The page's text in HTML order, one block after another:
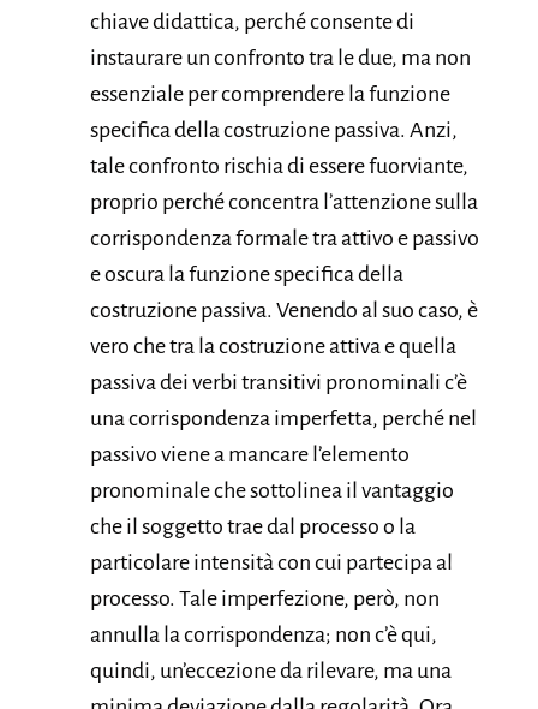
chiave didattica, perché consente di
instaurare un confronto tra le due, ma non
essenziale per comprendere la funzione
specifica della costruzione passiva. Anzi,
tale confronto rischia di essere fuorviante,
proprio perché concentra l’attenzione sulla
corrispondenza formale tra attivo e passivo
e oscura la funzione specifica della
costruzione passiva. Venendo al suo caso, è
vero che tra la costruzione attiva e quella
passiva dei verbi transitivi pronominali c’è
una corrispondenza imperfetta, perché nel
passivo viene a mancare l’elemento
pronominale che sottolinea il vantaggio
che il soggetto trae dal processo o la
particolare intensità con cui partecipa al
processo. Tale imperfezione, però, non
annulla la corrispondenza; non c’è qui,
quindi, un’eccezione da rilevare, ma una